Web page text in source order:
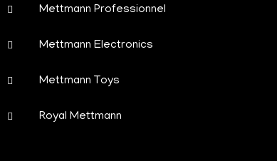
Mettmann Professionnel
Mettmann Electronics
Mettmann Toys
Royal Mettmann